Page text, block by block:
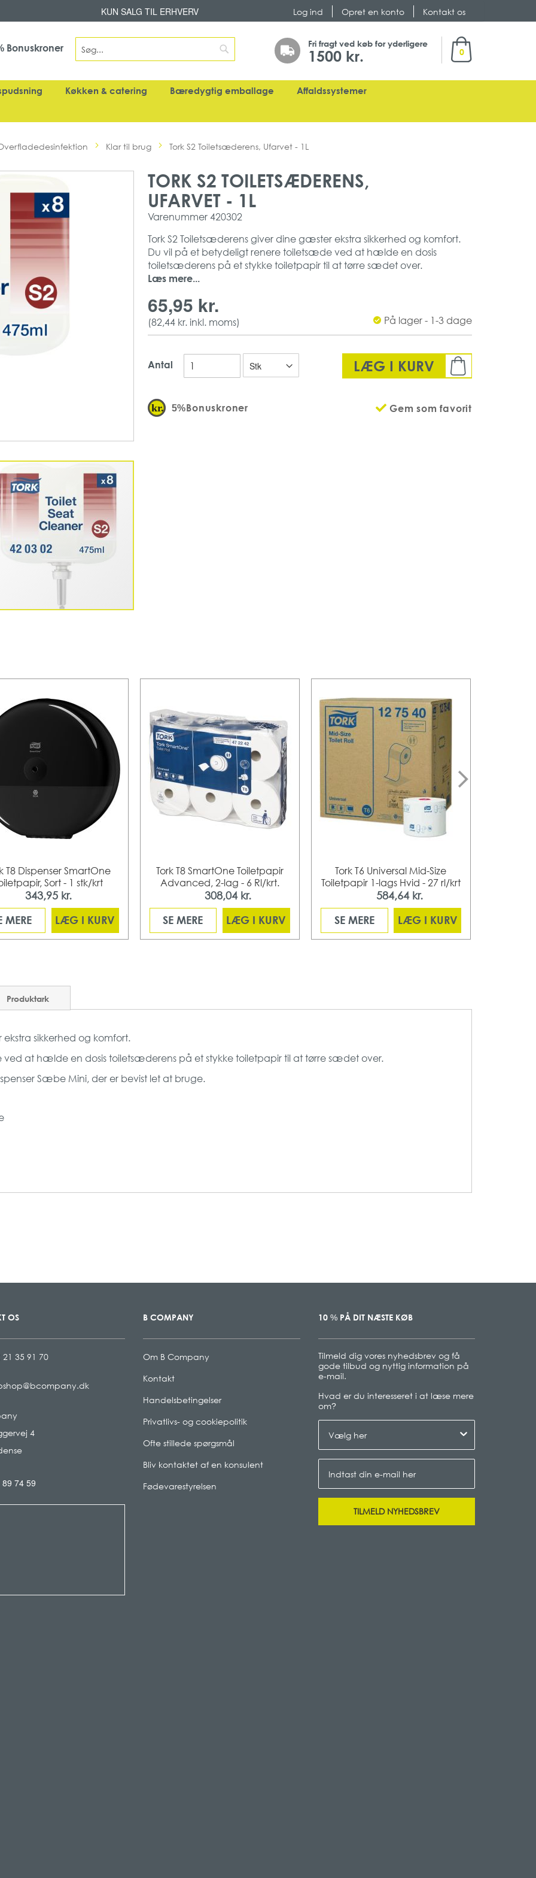
Skip
to
Content
Log ind Opret en konto Kontakt os
KUN SALG TIL ERHVERV
0
Fri fragt ved køb for yderligere
1500 kr.
Search
Search
Bonuskroner
Køkken & catering Bæredygtig emballage
Affaldssystemer
Klar til brug Tork S2 Toiletsæderens, Ufarvet - 1L
TORK S2 TOILETSÆDERENS,
UFARVET - 1L
Varenummer 420302
Tork S2 Toiletsæderens giver dine gæster ekstra sikkerhed og komfort.
Du vil på et betydeligt renere toiletsæde ved at hælde en dosis
toiletsæderens på et stykke toiletpapir til at tørre sædet over.
Denne toiletsæderens er egnet til Tork Dispenser Sæbe Mini, der er
Uden Farve
Giver et ekstra hygiejnisk toiletsæde
Læs mere...
65,95 kr.
(82,44 kr.inkl. moms) På lager - 1-3 dage
Antal LÆG I KURV
Gem som favorit
5%Bonuskroner
T8 Dispenser SmartOne
Sort - 1 stk/krt
343,95 kr.
MERE
LÆG I KURV
Tork T8 SmartOne Toiletpapir
Advanced, 2-lag - 6 Rl/krt.
308,04 kr.
SE MERE
LÆG I KURV
Tork T6 Universal Mid-Size
Toiletpapir 1-lags Hvid - 27 rl/krt
584,64 kr.
SE MERE
LÆG I KURV
sikkerhed og komfort.
at hælde en dosis toiletsæderens på et stykke toiletpapir til at tørre sædet over.
Sæbe Mini, der er bevist let at bruge.
Produktark
OS
21 35 91 70
4
89 74 59
B COMPANY
Om B Company
Kontakt
Handelsbetingelser
Privatlivs- og cookiepolitik
Ofte stillede spørgsmål
Bliv kontaktet af en konsulent
Fødevarestyrelsen
10 %PÅ DIT NÆSTE KØB
Tilmeld dig vores nyhedsbrev og få
gode tilbud og nyttig information på
e-mail.
Hvad er du interesseret i at læse mere
om?
TILMELD NYHEDSBREV